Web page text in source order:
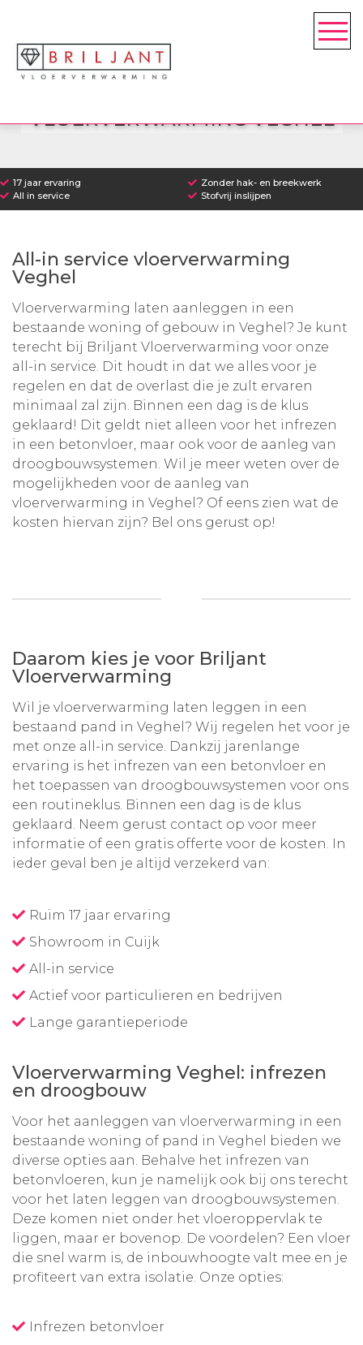
VLOERVERWARMING VEGHEL
17 jaar ervaring
All in service
Zonder hak- en breekwerk
Stofvrij inslijpen
All-in service vloerverwarming
Veghel
Vloerverwarming laten aanleggen in een
bestaande woning of gebouw in Veghel? Je kunt
terecht bij Briljant Vloerverwarming voor onze
all-in service. Dit houdt in dat we alles voor je
regelen en dat de overlast die je zult ervaren
minimaal zal zijn. Binnen een dag is de klus
geklaard! Dit geldt niet alleen voor het infrezen
in een betonvloer, maar ook voor de aanleg van
droogbouwsystemen. Wil je meer weten over de
mogelijkheden voor de aanleg van
vloerverwarming in Veghel? Of eens zien wat de
kosten hiervan zijn? Bel ons gerust op!
Daarom kies je voor Briljant
Vloerverwarming
Wil je vloerverwarming laten leggen in een
bestaand pand in Veghel? Wij regelen het voor je
met onze all-in service. Dankzij jarenlange
ervaring is het infrezen van een betonvloer en
het toepassen van droogbouwsystemen voor ons
een routineklus. Binnen een dag is de klus
geklaard. Neem gerust contact op voor meer
informatie of een gratis offerte voor de kosten. In
ieder geval ben je altijd verzekerd van:
Ruim 17 jaar ervaring
Showroom in Cuijk
All-in service
Actief voor particulieren en bedrijven
Lange garantieperiode
Vloerverwarming Veghel: infrezen
en droogbouw
Voor het aanleggen van vloerverwarming in een
bestaande woning of pand in Veghel bieden we
diverse opties aan. Behalve het infrezen van
betonvloeren, kun je namelijk ook bij ons terecht
voor het laten leggen van droogbouwsystemen.
Deze komen niet onder het vloeroppervlak te
liggen, maar er bovenop. De voordelen? Een vloer
die snel warm is, de inbouwhoogte valt mee en je
profiteert van extra isolatie. Onze opties:
Infrezen betonvloer